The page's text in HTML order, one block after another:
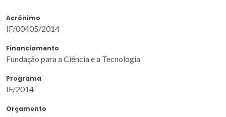
Acrónimo
IF/00405/2014
Financiamento
Fundação para a Ciência e a Tecnologia
Programa
IF/2014
Orçamento